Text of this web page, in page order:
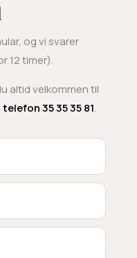
og vi svarer
12 timer).
altid velkommen til
telefon 35 35 35 81.